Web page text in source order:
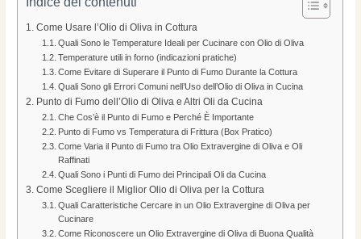
Come Usare l’Olio di Oliva in Cottura
Quali Sono le Temperature Ideali per Cucinare con Olio di Oliva
Temperature utili in forno (indicazioni pratiche)
Come Evitare di Superare il Punto di Fumo Durante la Cottura
Quali Sono gli Errori Comuni nell’Uso dell’Olio di Oliva in Cucina
Punto di Fumo dell’Olio di Oliva e Altri Oli da Cucina
Che Cos’è il Punto di Fumo e Perché È Importante
Punto di Fumo vs Temperatura di Frittura (Box Pratico)
Come Varia il Punto di Fumo tra Olio Extravergine di Oliva e Oli
Raffinati
Quali Sono i Punti di Fumo dei Principali Oli da Cucina
Come Scegliere il Miglior Olio di Oliva per la Cottura
Quali Caratteristiche Cercare in un Olio Extravergine di Oliva per
Cucinare
Come Riconoscere un Olio Extravergine di Oliva di Buona Qualità